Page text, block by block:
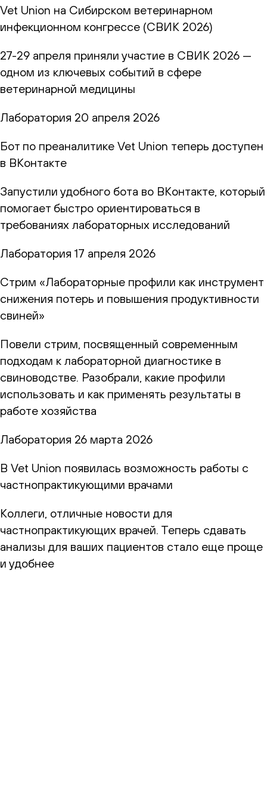
Vet Union на Сибирском ветеринарном
инфекционном конгрессе (СВИК 2026)
27-29 апреля приняли участие в СВИК 2026 —
одном из ключевых событий в сфере
ветеринарной медицины
Лаборатория 20 апреля 2026
Бот по преаналитике Vet Union теперь доступен
в ВКонтакте
Запустили удобного бота во ВКонтакте, который
помогает быстро ориентироваться в
требованиях лабораторных исследований
Лаборатория 17 апреля 2026
Стрим «Лабораторные профили как инструмент
снижения потерь и повышения продуктивности
свиней»
Повели стрим, посвященный современным
подходам к лабораторной диагностике в
свиноводстве. Разобрали, какие профили
использовать и как применять результаты в
работе хозяйства
Лаборатория 26 марта 2026
В Vet Union появилась возможность работы с
частнопрактикующими врачами
Коллеги, отличные новости для
частнопрактикующих врачей. Теперь сдавать
анализы для ваших пациентов стало еще проще
и удобнее